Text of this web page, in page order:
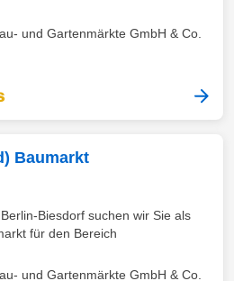
und Gartenmärkte GmbH & Co.
Baumarkt
Biesdorf suchen wir Sie als
für den Bereich
und Gartenmärkte GmbH & Co.